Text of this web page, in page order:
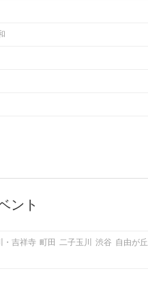
ント
・吉祥寺 町田 二子玉川 渋谷 自由が丘